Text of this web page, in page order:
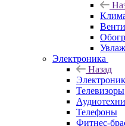
Электроника
Назад
Телевизоры
Телефоны
Фитнес-